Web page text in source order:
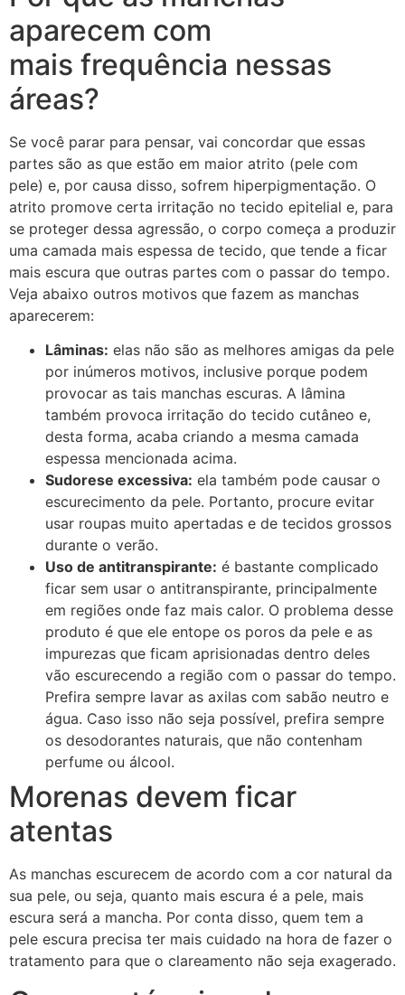
aparecem com
mais frequência nessas
áreas?
Se você parar para pensar, vai concordar que essas
partes são as que estão em maior atrito (pele com
pele) e, por causa disso, sofrem hiperpigmentação. O
atrito promove certa irritação no tecido epitelial e, para
se proteger dessa agressão, o corpo começa a produzir
uma camada mais espessa de tecido, que tende a ficar
mais escura que outras partes com o passar do tempo.
Veja abaixo outros motivos que fazem as manchas
aparecerem:
Lâminas: elas não são as melhores amigas da pele
por inúmeros motivos, inclusive porque podem
provocar as tais manchas escuras. A lâmina
também provoca irritação do tecido cutâneo e,
desta forma, acaba criando a mesma camada
espessa mencionada acima.
Sudorese excessiva: ela também pode causar o
escurecimento da pele. Portanto, procure evitar
usar roupas muito apertadas e de tecidos grossos
durante o verão.
Uso de antitranspirante: é bastante complicado
ficar sem usar o antitranspirante, principalmente
em regiões onde faz mais calor. O problema desse
produto é que ele entope os poros da pele e as
impurezas que ficam aprisionadas dentro deles
vão escurecendo a região com o passar do tempo.
Prefira sempre lavar as axilas com sabão neutro e
água. Caso isso não seja possível, prefira sempre
os desodorantes naturais, que não contenham
perfume ou álcool.
Morenas devem ficar
atentas
As manchas escurecem de acordo com a cor natural da
sua pele, ou seja, quanto mais escura é a pele, mais
escura será a mancha. Por conta disso, quem tem a
pele escura precisa ter mais cuidado na hora de fazer o
tratamento para que o clareamento não seja exagerado.